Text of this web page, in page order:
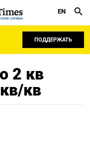
СЛУЖБА
EN
ПОДДЕРЖАТЬ
2 кв
кв